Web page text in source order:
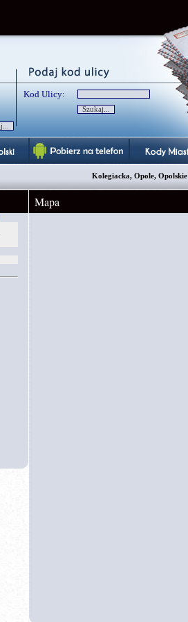
Kod Ulicy:
Kolegiacka, Opole, Opolskie
Mapa